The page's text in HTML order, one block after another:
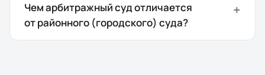
Чем арбитражный суд отличается
от районного (городского) суда?